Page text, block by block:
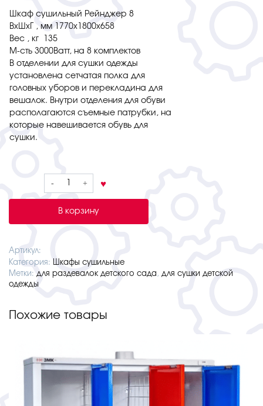
Шкаф сушильный Рейнджер 8
ВхШхГ , мм 1770х1800х658
Вес , кг 135
М-сть 3000Ватт, на 8 комплектов
В отделении для сушки одежды
установлена сетчатая полка для
головных уборов и перекладина для
вешалок. Внутри отделения для обуви
располагаются съемные патрубки, на
которые навешивается обувь для
сушки.
Количество
товара
сушильный
В корзину
Артикул:
Категория:
Шкафы сушильные
Метки: для раздевалок детского сада , для сушки детской
одежды
Похожие товары